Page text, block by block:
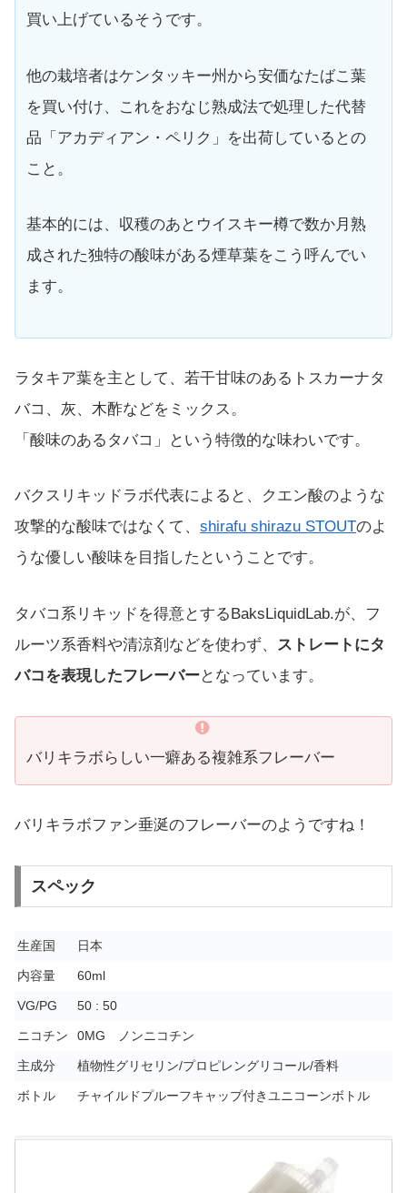
買い上げているそうです。
他の栽培者はケンタッキー州から安価なたばこ葉
を買い付け、これをおなじ熟成法で処理した代替
品「アカディアン・ペリク」を出荷しているとの
こと。
基本的には、収穫のあとウイスキー樽で数か月熟
成された独特の酸味がある煙草葉をこう呼んでい
ます。
ラタキア葉を主として、若干甘味のあるトスカーナタ
バコ、灰、木酢などをミックス。
「酸味のあるタバコ」という特徴的な味わいです。
バクスリキッドラボ代表によると、クエン酸のような
攻撃的な酸味ではなくて、 shirafu shirazu STOUTのよ
うな優しい酸味を目指したということです。
タバコ系リキッドを得意とするBaksLiquidLab.が、フ
ルーツ系香料や清涼剤などを使わず、
ストレートにタ
バコを表現したフレーバーとなっています。
バリキラボらしい一癖ある複雑系フレーバー
バリキラボファン垂涎のフレーバーのようですね！
スペック
生産国 日本
内容量 60ml
VG/PG 50 : 50
ニコチン 0MG ノンニコチン
主成分 植物性グリセリン/プロピレングリコール/香料
ボトル チャイルドプルーフキャップ付きユニコーンボトル